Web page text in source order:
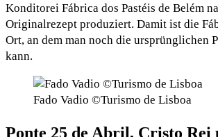
Konditorei Fábrica dos Pastéis de Belém
Originalrezept produziert. Damit ist die
Ort, an dem man noch die ursprünglichen
kann.
Fado Vadio ©Turismo de Lisboa
Ponte 25 de Abril, Cristo Rei